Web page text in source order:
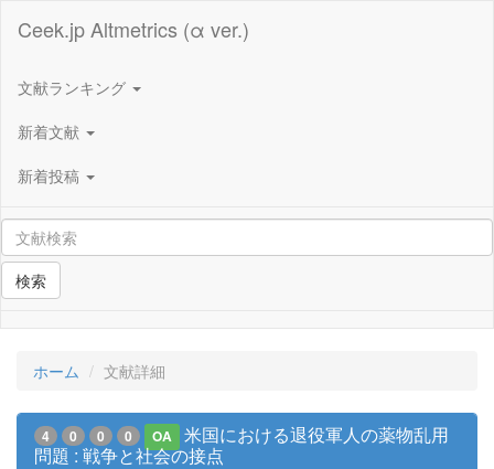
Ceek.jp Altmetrics (α ver.)
文献ランキング
新着文献
新着投稿
検索
ホーム 文献詳細
4 0 0 0 OA
米国における退役軍人の薬物乱用
問題 : 戦争と社会の接点